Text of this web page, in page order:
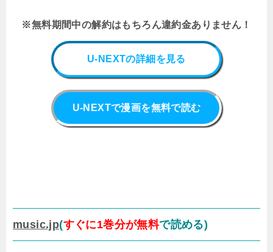
※無料期間中の解約はもちろん違約金ありません！
U-NEXTの詳細を見る
U-NEXTで漫画を無料で読む
music.jp(すぐに1巻分が無料で読める)